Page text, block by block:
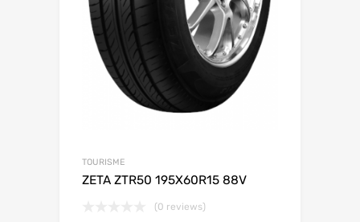
TOURISME
ZETA ZTR50 195X60R15 88V
(0 reviews)